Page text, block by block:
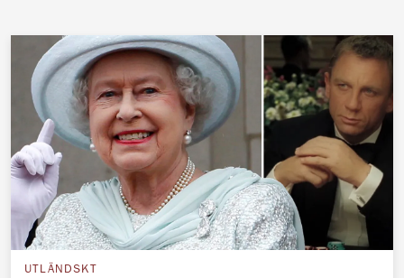
Danska kungahuset
Spanska kungahuset
Nederländska kungahuset
Belgiska kungahuset
Jordanska kungahuset
Luxemburgska storhertighuset
Japanska kejsarhuset
UTLÄNDSKT